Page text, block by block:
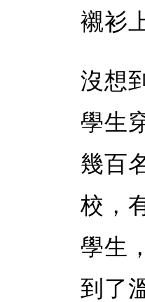
襯衫
沒想
學生
幾百
校，
學生
到了